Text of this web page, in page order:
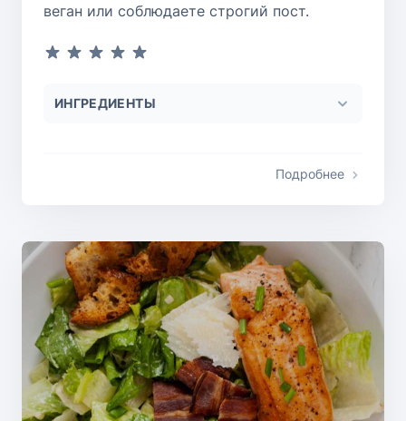
веган или соблюдаете строгий пост.
ИНГРЕДИЕНТЫ
Подробнее